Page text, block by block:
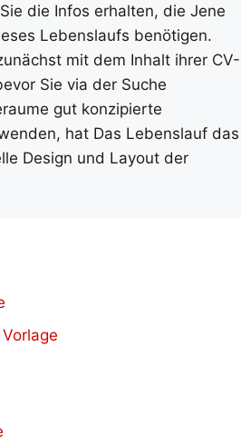
die Infos erhalten, die Jene
Lebenslaufs benötigen.
mit dem Inhalt ihrer CV-
Sie via der Suche
gut konzipierte
hat Das Lebenslauf das
Design und Layout der